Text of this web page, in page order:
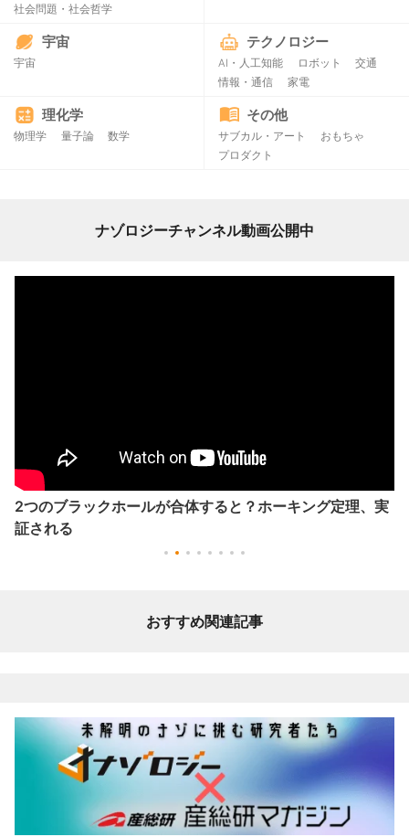
社会問題・社会哲学
宇宙
宇宙
テクノロジー
AI・人工知能 ロボット
交通
情報・通信
家電
理化学
物理学 量子論 数学
その他
サブカル・アート
おもちゃ
プロダクト
ナゾロジーチャンネル動画公開中
2つのブラックホールが合体すると？ホーキング定理、実
証される
おすすめ関連記事